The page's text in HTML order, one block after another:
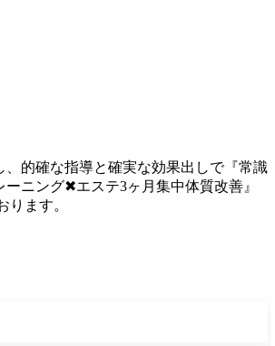
的確な指導と確実な効果出しで『常識
ニング✖︎エステ3ヶ月集中体質改善』
ます。